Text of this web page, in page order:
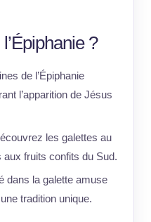
?
de l’Épiphanie
l’apparition de Jésus
les galettes au
fruits confits du Sud.
dans la galette amuse
tradition unique.